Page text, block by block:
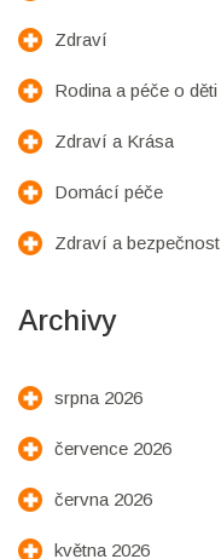
Zdraví
Rodina a péče o děti
Zdraví a Krása
Domácí péče
Zdraví a bezpečnost
Archivy
srpna 2026
července 2026
června 2026
května 2026